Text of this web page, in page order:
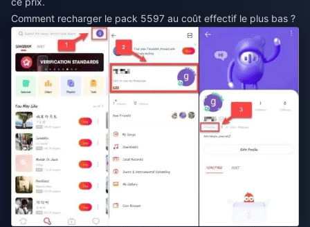
Comment recharger le pack 5597 au coût effectif le plus bas ?